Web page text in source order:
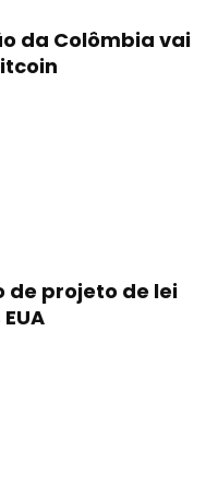
da Colômbia vai
de projeto de lei